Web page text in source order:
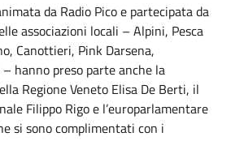
da Radio Pico e partecipata da
associazioni locali – Alpini, Pesca
Canottieri, Pink Darsena,
hanno preso parte anche la
Regione Veneto Elisa De Berti, il
Filippo Rigo e l’europarlamentare
si sono complimentati con i